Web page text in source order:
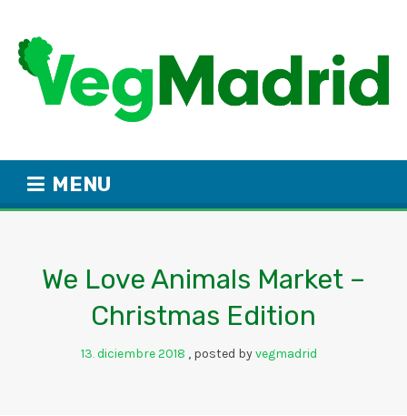
MENU
We Love Animals Market –
Christmas Edition
13. diciembre2018 posted byvegmadrid